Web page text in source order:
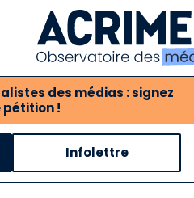
des médias : signez
pétition !
Notre critique des
Infolettre